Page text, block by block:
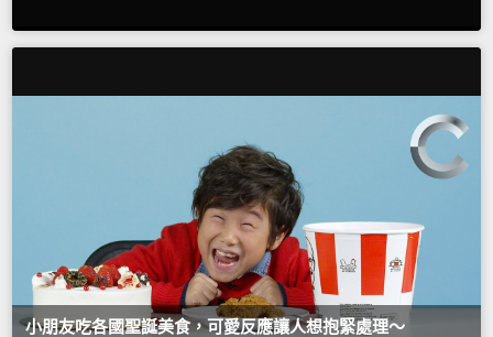
小朋友吃各國聖誕美食，可愛反應讓人想抱緊處理～